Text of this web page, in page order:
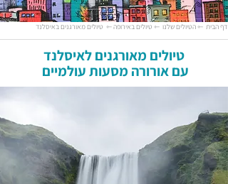
דף הבית ⇽ הטיולים שלנו ⇽ טיולים באירופה⇽ טיולים מאורגנים באיסלנד
טיולים מאורגנים לאיסלנד
עם אורורה מסעות עולמיים